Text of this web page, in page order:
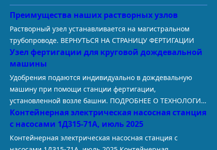
s
t
m
Преимущества наших растворных узлов
Растворный узел устанавливается на магистральном
трубопроводе. ВЕРНУТЬСЯ НА СТРАНИЦУ ФЕРТИГАЦИИ
Узел фертигации для круговой дождевальной
машины
Удобрения подаются индивидуально в дождевальную
машину при помощи станции фертигации,
установленной возле башни. ПОДРОБНЕЕ О ТЕХНОЛОГИИ
ФЕРТИГАЦИИ В условиях растущей конкуренции и
требований к рентабельности сельскохозяйственные
производители все чаще обращаются к технологиям,
которые позволяют получать максимальную отдачу с
Контейнерная электрическая насосная станция
с насосами 1Д315-71А, июль 2025
Контейнерная электрическая насосная станция с